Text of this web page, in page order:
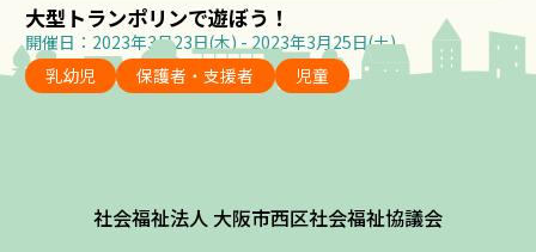
大型トランポリンで遊ぼう！
開催日：2023年3月23日(木) - 2023年3月25日(土)
乳幼児
保護者・支援者 児童
社会福祉法人 大阪市西区社会福祉協議会